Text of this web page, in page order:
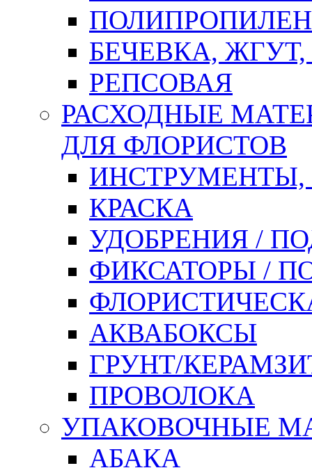
БЕЧЕВКА,
РЕПСОВАЯ
РАСХОДНЫЕ
ДЛЯ ФЛОРИСТОВ
ИНСТРУМЕНТЫ,
КРАСКА
УДОБРЕНИЯ /
ФИКСАТОРЫ /
АКВАБОКСЫ
ГРУНТ/
ПРОВОЛОКА
УПАКОВОЧНЫЕ
АБАКА